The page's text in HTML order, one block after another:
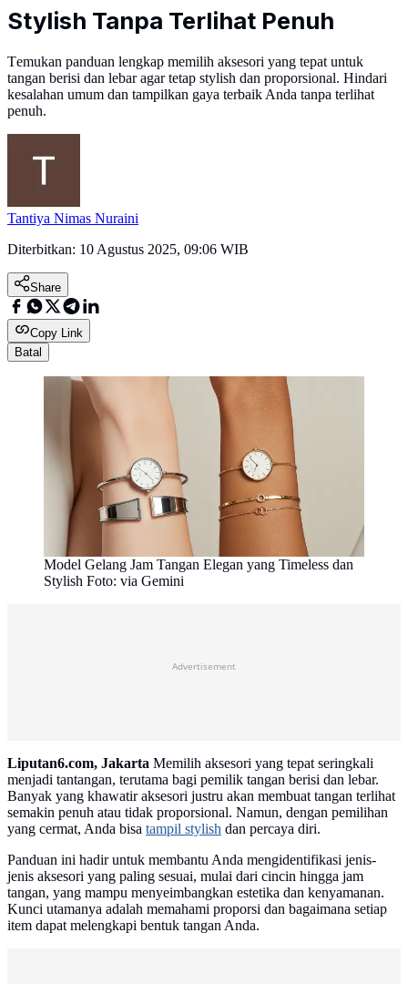
Stylish Tanpa Terlihat Penuh
Temukan panduan lengkap memilih aksesori yang tepat untuk
tangan berisi dan lebar agar tetap stylish dan proporsional. Hindari
kesalahan umum dan tampilkan gaya terbaik Anda tanpa terlihat
penuh.
Tantiya Nimas Nuraini
Diterbitkan: 10 Agustus 2025, 09:06 WIB
Share
Copy Link
Batal
Model Gelang Jam Tangan Elegan yang Timeless dan
Stylish Foto: via Gemini
Advertisement
Liputan6.com, Jakarta Memilih aksesori yang tepat seringkali
menjadi tantangan, terutama bagi pemilik tangan berisi dan lebar.
Banyak yang khawatir aksesori justru akan membuat tangan terlihat
semakin penuh atau tidak proporsional. Namun, dengan pemilihan
yang cermat, Anda bisa tampil stylish dan percaya diri.
Panduan ini hadir untuk membantu Anda mengidentifikasi jenis-
jenis aksesori yang paling sesuai, mulai dari cincin hingga jam
tangan, yang mampu menyeimbangkan estetika dan kenyamanan.
Kunci utamanya adalah memahami proporsi dan bagaimana setiap
item dapat melengkapi bentuk tangan Anda.